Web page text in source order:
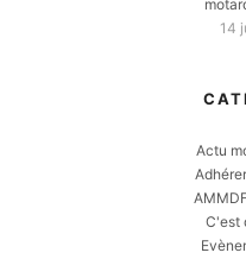
14
Actu
C'est